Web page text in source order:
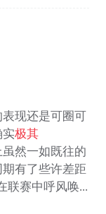
现还是可圈可
极其
然一如既往的
有了些许差距
联赛中呼风唤...